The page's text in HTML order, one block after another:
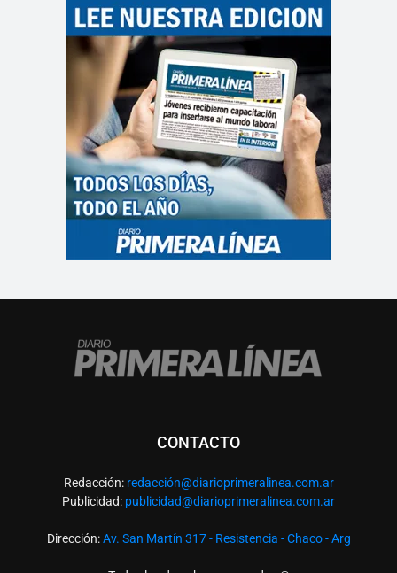
CONTACTO
Redacción: redacción@diarioprimeralinea.com.ar
Publicidad: publicidad@diarioprimeralinea.com.ar
Dirección:Av. San Martín 317 - Resistencia - Chaco - Arg